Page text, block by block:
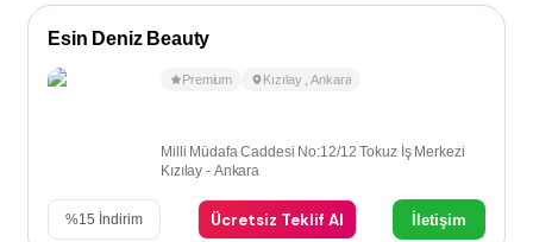
Esin Deniz Beauty
Premium Kızılay ,Ankara
Milli Müdafa Caddesi No:12/12 Tokuz İş Merkezi
Kızılay - Ankara
%15 İndirim Ücretsiz Teklif Al İletişim